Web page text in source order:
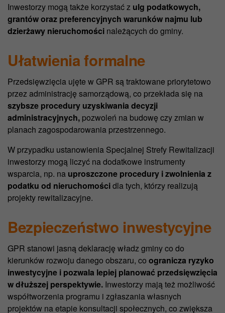
Inwestorzy mogą także korzystać z ulg podatkowych,
grantów oraz preferencyjnych warunków najmu lub
dzierżawy nieruchomości należących do gminy.
Ułatwienia formalne
Przedsięwzięcia ujęte w GPR są traktowane priorytetowo
przez administrację samorządową, co przekłada się na
szybsze procedury uzyskiwania decyzji
administracyjnych, pozwoleń na budowę czy zmian w
planach zagospodarowania przestrzennego.
W przypadku ustanowienia Specjalnej Strefy Rewitalizacji
inwestorzy mogą liczyć na dodatkowe instrumenty
wsparcia, np. na uproszczone procedury i zwolnienia z
podatku od nieruchomościdla tych, którzy realizują
projekty rewitalizacyjne.
Bezpieczeństwo inwestycyjne
GPR stanowi jasną deklarację władz gminy co do
kierunków rozwoju danego obszaru, co ogranicza ryzyko
inwestycyjne i pozwala lepiej planować przedsięwzięcia
w dłuższej perspektywie. Inwestorzy mają też możliwość
współtworzenia programu i zgłaszania własnych
projektów na etapie konsultacji społecznych, co zwiększa